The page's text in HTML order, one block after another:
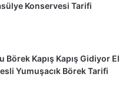
Konservesi Tarifi
Börek Kapış Kapış Gidiyor El
Yumuşacık Börek Tarifi